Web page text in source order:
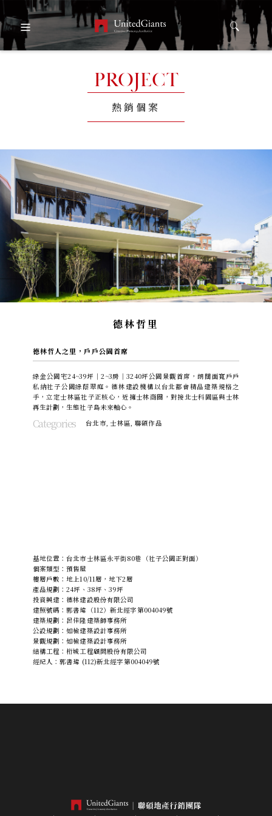
PROJECT
熱銷個案
德林哲里
德林哲人之里，戶戶公園首席
綠金公園宅24~39坪｜2~3房｜3240坪公園景觀首席，朗闊面寬戶戶
私納社子公園綠蔭翠庭。德林建設機構以台北都會精品建築規格之
手，立定士林區社子正核心，近擁士林商圈，對接北士科園區與士林
再生計劃，生態社子島未來軸心。
Categories 台北市, 士林區, 聯碩作品
基地位置：台北市士林區永平街80巷（社子公園正對面）
個案類型：預售屋
樓層戶數：地上10/11層，地下2層
產品規劃：24坪、38坪、39坪
投資興建：德林建設股份有限公司
建照號碼：郭書瑋（112）新北經字第004049號
建築規劃：呂佳隆建築師事務所
公設規劃：如榆建築設計事務所
景觀規劃：如榆建築設計事務所
結構工程：桁城工程顧問股份有限公司
經紀人：郭書瑋 (112)新北經字第004049號